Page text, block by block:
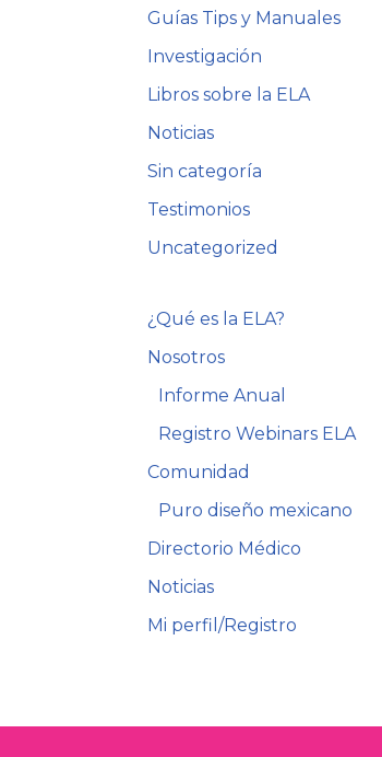
Guías Tips y Manuales
Investigación
Libros sobre la ELA
Noticias
Sin categoría
Testimonios
Uncategorized
¿Qué es la ELA?
Nosotros
Informe Anual
Registro Webinars ELA
Comunidad
Puro diseño mexicano
Directorio Médico
Noticias
Mi perfil/Registro